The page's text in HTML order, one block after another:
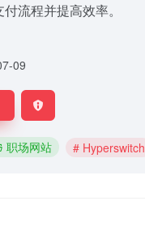
流程并提高效率。
09
职场网站 # Hyperswitch